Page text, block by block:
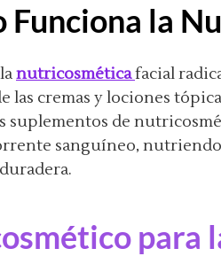
Funciona la
nutricosméticafacial
las cremas y lociones
suplementos de
sanguíneo,
para